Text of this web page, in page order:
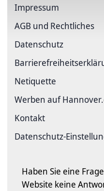
Impressum
AGB und Rechtliches
Datenschutz
Netiquette
Werben auf
Kontakt
Datenschutz-
Haben Sie eine
Website keine